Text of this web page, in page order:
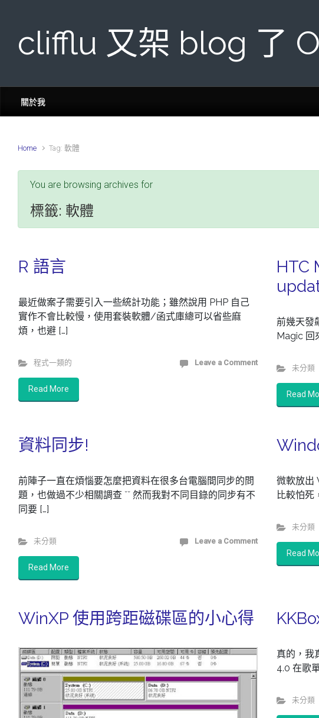
clifflu 又架 blog 了
關於我
Home Tag: 軟體
You are browsing archives for
標籤: 軟體
R 語言
最近做案子需要引入一些統計功能；雖然說用 PHP 自己
實作不會比較慢，使用套裝軟體/函式庫總可以省些麻
煩，也避 […]
程式一類的 Leave a Comment
Read More
HTC
前幾天發
Magic 回
未分類
Read
資料同步!
前陣子一直在煩惱要怎麼把資料在很多台電腦間同步的問
題，也做過不少相關調查 ˇˇ 然而我對不同目錄的同步有不
同要 […]
未分類 Leave a Comment
Read More
微軟放出
比較怕死
未分類
Read
WinXP 使用跨距磁碟區的小心得
真的，我
4.0 在歌
未分類